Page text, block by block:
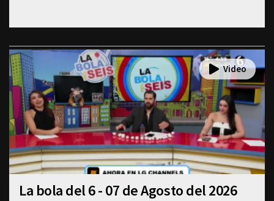
La bola del 6 - 07 de Agosto del 2026